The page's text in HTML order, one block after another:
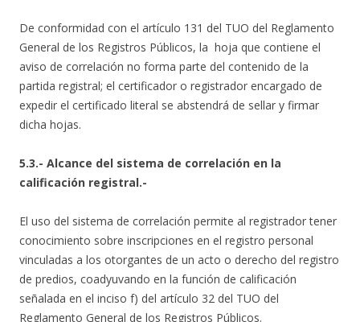
De conformidad con el artículo 131 del TUO del Reglamento
General de los Registros Públicos, la hoja que contiene el
aviso de correlación no forma parte del contenido de la
partida registral; el certificador o registrador encargado de
expedir el certificado literal se abstendrá de sellar y firmar
dicha hojas.
5.3.- Alcance del sistema de correlación en la
calificación registral.-
El uso del sistema de correlación permite al registrador tener
conocimiento sobre inscripciones en el registro personal
vinculadas a los otorgantes de un acto o derecho del registro
de predios, coadyuvando en la función de calificación
señalada en el inciso f) del artículo 32 del TUO del
Reglamento General de los Registros Públicos.